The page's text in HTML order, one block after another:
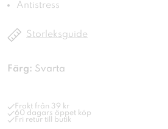
Antistress
Storleksguide
Färg: Svarta
Frakt från 39 kr
60 dagars öppet köp
Fri retur till butik